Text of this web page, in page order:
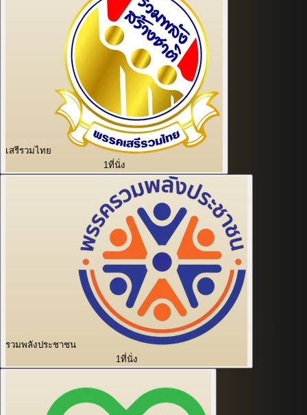
เสรีรวมไทย
1ที่นั่ง
รวมพลังประชาชน
1ที่นั่ง